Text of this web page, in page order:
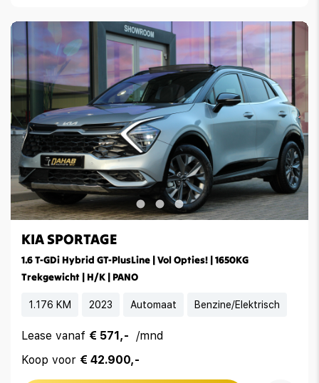
KIA SPORTAGE
1.6 T-GDi Hybrid GT-PlusLine | Vol Opties! | 1650KG
Trekgewicht | H/K | PANO
1.176 KM 2023 Automaat Benzine/Elektrisch
Lease vanaf € 571,-
/mnd
Koop voor € 42.900,-